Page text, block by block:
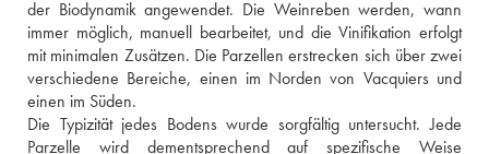
der Biodynamik angewendet. Die Weinreben werden, wann
immer möglich, manuell bearbeitet, und die Vinifikation erfolgt
mit minimalen Zusätzen. Die Parzellen erstrecken sich über zwei
verschiedene Bereiche, einen im Norden von Vacquiers und
einen im Süden.
Die Typizität jedes Bodens wurde sorgfältig untersucht. Jede
Parzelle wird dementsprechend auf spezifische Weise